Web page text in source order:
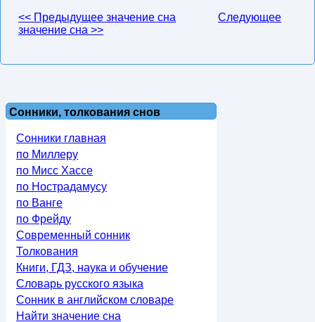
<< Предыдущее значение сна
Следующее
значение сна >>
Сонники, толкования снов
Сонники главная
по Миллеру
по Мисс Хассе
по Нострадамусу
по Ванге
по Фрейду
Современный сонник
Толкования
Книги, ГДЗ, наука и обучение
Словарь русского языка
Сонник в английском словаре
Найти значение сна